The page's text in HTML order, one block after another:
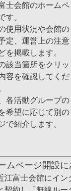
士会館のホームペ
す。
使用状況や会館の
定、運営上の注意
を掲載します。
該当箇所をクリッ
容を確認してくだ
各活動グループの
希望に応じて別の
で紹介します。
ムページ開設
富士会館にイン